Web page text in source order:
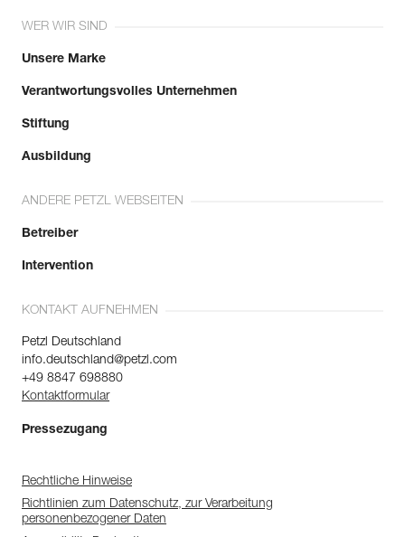
WER WIR SIND
Unsere Marke
Verantwortungsvolles Unternehmen
Stiftung
Ausbildung
ANDERE PETZL WEBSEITEN
Betreiber
Intervention
KONTAKT AUFNEHMEN
Petzl Deutschland
info.deutschland@petzl.com
+49 8847 698880
Kontaktformular
Pressezugang
Rechtliche Hinweise
Richtlinien zum Datenschutz, zur Verarbeitung
personenbezogener Daten